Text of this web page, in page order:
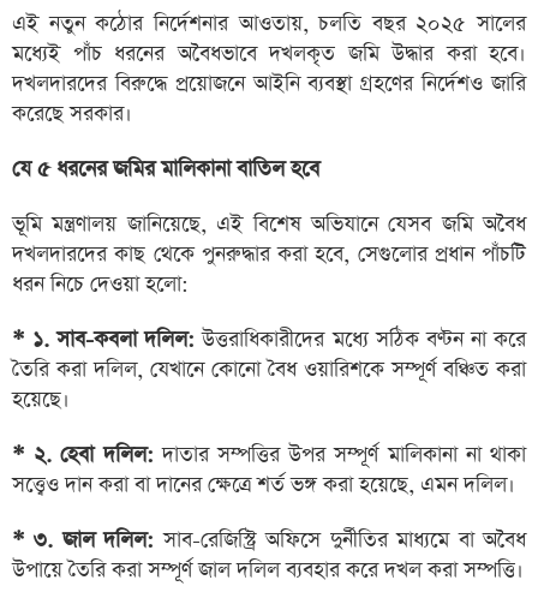
এই নতুন কঠোর নির্দেশনার আওতায়, চলতি বছর ২০২৫ সালের
মধ্যেই পাঁচ ধরনের অবৈধভাবে দখলকৃত জমি উদ্ধার করা হবে।
দখলদারদের বিরুদ্ধে প্রয়োজনে আইনি ব্যবস্থা গ্রহণের নির্দেশও জারি
করেছে সরকার।
যে ৫ ধরনের জমির মালিকানা বাতিল হবে
ভূমি মন্ত্রণালয় জানিয়েছে, এই বিশেষ অভিযানে যেসব জমি অবৈধ
দখলদারদের কাছ থেকে পুনরুদ্ধার করা হবে, সেগুলোর প্রধান পাঁচটি
ধরন নিচে দেওয়া হলো:
* ১. সাব-কবলা দলিল: উত্তরাধিকারীদের মধ্যে সঠিক বণ্টন না করে
তৈরি করা দলিল, যেখানে কোনো বৈধ ওয়ারিশকে সম্পূর্ণ বঞ্চিত করা
হয়েছে।
* ২. হেবা দলিল: দাতার সম্পত্তির উপর সম্পূর্ণ মালিকানা না থাকা
সত্ত্বেও দান করা বা দানের ক্ষেত্রে শর্ত ভঙ্গ করা হয়েছে, এমন দলিল।
* ৩. জাল দলিল: সাব-রেজিস্ট্রি অফিসে দুর্নীতির মাধ্যমে বা অবৈধ
উপায়ে তৈরি করা সম্পূর্ণ জাল দলিল ব্যবহার করে দখল করা সম্পত্তি।